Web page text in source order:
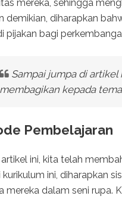
mereka, sehingga
demikian, diharapkan
pijakan bagi
Sampai jumpa di
membagikan kepada
Pembelajaran
ini, kita telah
kurikulum ini, diharapkan
mereka dalam seni rupa.